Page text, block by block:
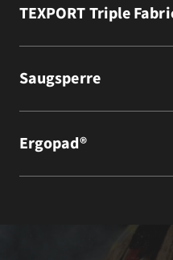
TEXPORT Triple
Saugsperre
Ergopad®